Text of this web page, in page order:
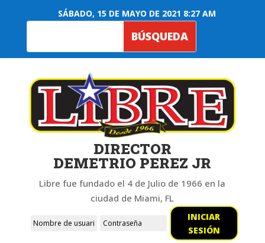
SÁBADO, 15 DE MAYO DE 2021 8:27 AM
DIRECTOR
DEMETRIO PEREZ JR
Libre fue fundado el 4 de Julio de 1966 en la
ciudad de Miami, FL
INICIAR
SESIÓN